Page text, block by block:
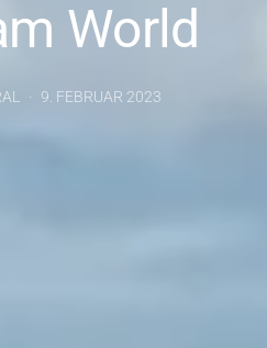
World
9. FEBRUAR 2023